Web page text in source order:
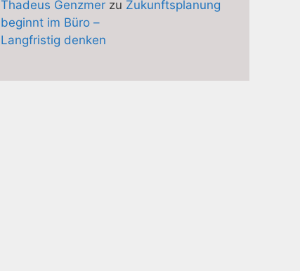
Thadeus Genzmerzu Zukunftsplanung
beginnt im Büro –
Langfristig denken